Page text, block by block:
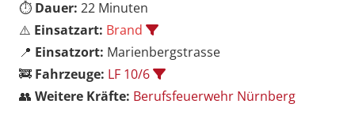
⏱️ Dauer: 22 Minuten
⚠️ Einsatzart: Brand
📍 Einsatzort: Marienbergstrasse
🚒 Fahrzeuge: LF 10/6
👥 Weitere Kräfte: Berufsfeuerwehr Nürnberg